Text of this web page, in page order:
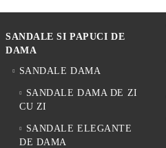
SANDALE SI PAPUCI DE
DAMA
SANDALE DAMA
SANDALE DAMA DE ZI
CU ZI
SANDALE ELEGANTE
DE DAMA